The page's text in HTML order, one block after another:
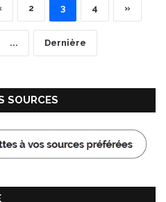
2 3 4 »
... Dernière
SOURCES